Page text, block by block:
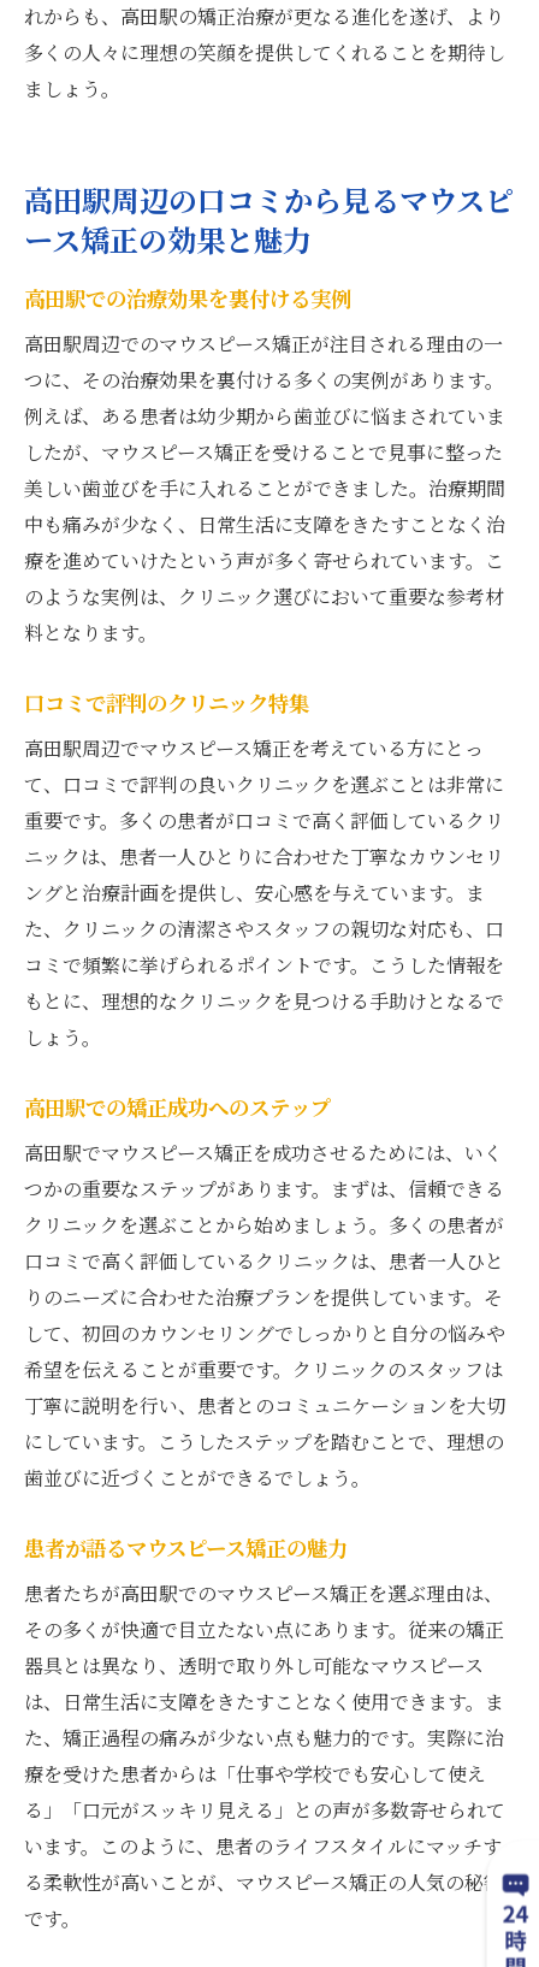
れからも、高田駅の矯正治療が更なる進化を遂げ、より
多くの人々に理想の笑顔を提供してくれることを期待し
ましょう。
高田駅周辺の口コミから見るマウスピ
ース矯正の効果と魅力
高田駅での治療効果を裏付ける実例
高田駅周辺でのマウスピース矯正が注目される理由の一
つに、その治療効果を裏付ける多くの実例があります。
例えば、ある患者は幼少期から歯並びに悩まされていま
したが、マウスピース矯正を受けることで見事に整った
美しい歯並びを手に入れることができました。治療期間
中も痛みが少なく、日常生活に支障をきたすことなく治
療を進めていけたという声が多く寄せられています。こ
のような実例は、クリニック選びにおいて重要な参考材
料となります。
口コミで評判のクリニック特集
高田駅周辺でマウスピース矯正を考えている方にとっ
て、口コミで評判の良いクリニックを選ぶことは非常に
重要です。多くの患者が口コミで高く評価しているクリ
ニックは、患者一人ひとりに合わせた丁寧なカウンセリ
ングと治療計画を提供し、安心感を与えています。ま
た、クリニックの清潔さやスタッフの親切な対応も、口
コミで頻繁に挙げられるポイントです。こうした情報を
もとに、理想的なクリニックを見つける手助けとなるで
しょう。
高田駅での矯正成功へのステップ
高田駅でマウスピース矯正を成功させるためには、いく
つかの重要なステップがあります。まずは、信頼できる
クリニックを選ぶことから始めましょう。多くの患者が
口コミで高く評価しているクリニックは、患者一人ひと
りのニーズに合わせた治療プランを提供しています。そ
して、初回のカウンセリングでしっかりと自分の悩みや
希望を伝えることが重要です。クリニックのスタッフは
丁寧に説明を行い、患者とのコミュニケーションを大切
にしています。こうしたステップを踏むことで、理想の
歯並びに近づくことができるでしょう。
患者が語るマウスピース矯正の魅力
患者たちが高田駅でのマウスピース矯正を選ぶ理由は、
その多くが快適で目立たない点にあります。従来の矯正
器具とは異なり、透明で取り外し可能なマウスピース
は、日常生活に支障をきたすことなく使用できます。ま
た、矯正過程の痛みが少ない点も魅力的です。実際に治
療を受けた患者からは「仕事や学校でも安心して使え
る」「口元がスッキリ見える」との声が多数寄せられて
います。このように、患者のライフスタイルにマッチす
る柔軟性が高いことが、マウスピース矯正の人気の秘密
です。